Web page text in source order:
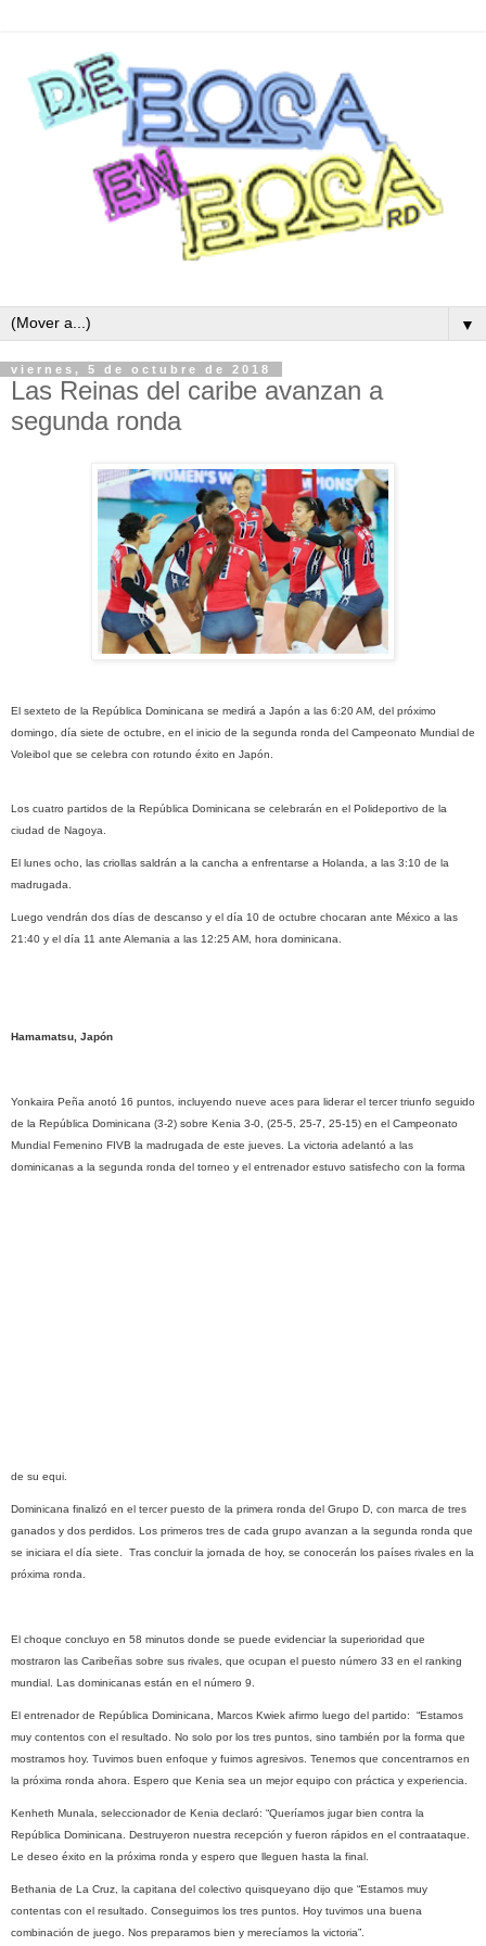
▼
viernes, 5 de octubre de 2018
Las Reinas del caribe avanzan a
segunda ronda
El sexteto de la República Dominicana se medirá a Japón a las 6:20 AM, del próximo
domingo, día siete de octubre, en el inicio de la segunda ronda del Campeonato Mundial de
Voleibol que se celebra con rotundo éxito en Japón.
Los cuatro partidos de la República Dominicana se celebrarán en el Polideportivo de la
ciudad de Nagoya.
El lunes ocho, las criollas saldrán a la cancha a enfrentarse a Holanda, a las 3:10 de la
madrugada.
Luego vendrán dos días de descanso y el día 10 de octubre chocaran ante México a las
21:40 y el día 11 ante Alemania a las 12:25 AM, hora dominicana.
Hamamatsu, Japón
Yonkaira Peña anotó 16 puntos, incluyendo nueve aces para liderar el tercer triunfo seguido
de la República Dominicana (3-2) sobre Kenia 3-0, (25-5, 25-7, 25-15) en el Campeonato
Mundial Femenino FIVB la madrugada de este jueves. La victoria adelantó a las
dominicanas a la segunda ronda del torneo y el entrenador estuvo satisfecho con la forma
de su equi.
Dominicana finalizó en el tercer puesto de la primera ronda del Grupo D, con marca de tres
ganados y dos perdidos. Los primeros tres de cada grupo avanzan a la segunda ronda que
se iniciara el día siete. Tras concluir la jornada de hoy, se conocerán los países rivales en la
próxima ronda.
El choque concluyo en 58 minutos donde se puede evidenciar la superioridad que
mostraron las Caribeñas sobre sus rivales, que ocupan el puesto número 33 en el ranking
mundial. Las dominicanas están en el número 9.
El entrenador de República Dominicana, Marcos Kwiek afirmo luego del partido: “Estamos
muy contentos con el resultado. No solo por los tres puntos, sino también por la forma que
mostramos hoy. Tuvimos buen enfoque y fuimos agresivos. Tenemos que concentrarnos en
la próxima ronda ahora. Espero que Kenia sea un mejor equipo con práctica y experiencia.
Kenheth Munala, seleccionador de Kenia declaró: “Queríamos jugar bien contra la
República Dominicana. Destruyeron nuestra recepción y fueron rápidos en el contraataque.
Le deseo éxito en la próxima ronda y espero que lleguen hasta la final.
Bethania de La Cruz, la capitana del colectivo quisqueyano dijo que “Estamos muy
contentas con el resultado. Conseguimos los tres puntos. Hoy tuvimos una buena
combinación de juego. Nos preparamos bien y merecíamos la victoria”.